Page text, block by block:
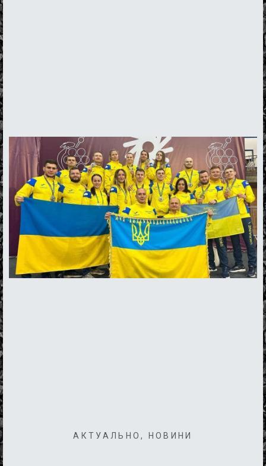
АКТУАЛЬНО, НОВИНИ